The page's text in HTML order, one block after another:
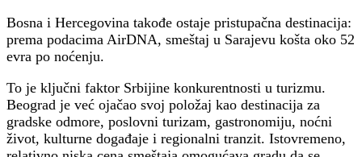
Bosna i Hercegovina takođe ostaje pristupačna destinacija:
prema podacima AirDNA, smeštaj u Sarajevu košta oko 52
evra po noćenju.
To je ključni faktor Srbijine konkurentnosti u turizmu.
Beograd je već ojačao svoj položaj kao destinacija za
gradske odmore, poslovni turizam, gastronomiju, noćni
život, kulturne događaje i regionalni tranzit. Istovremeno,